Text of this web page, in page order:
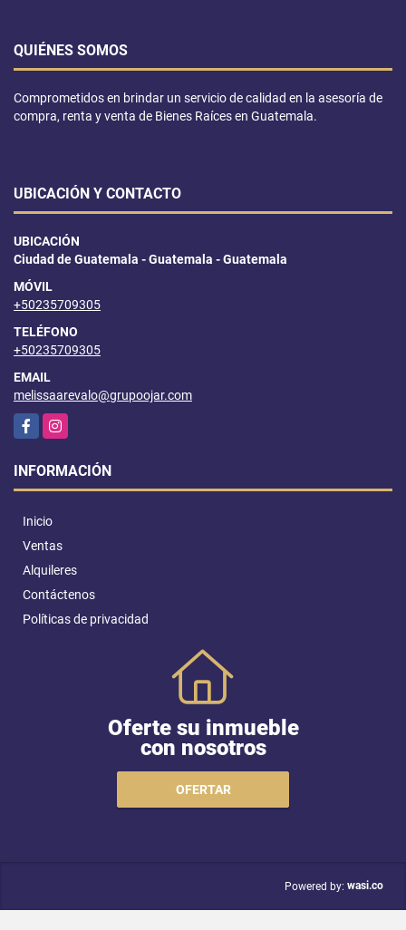
QUIÉNES SOMOS
Comprometidos en brindar un servicio de calidad en la asesoría de
compra, renta y venta de Bienes Raíces en Guatemala.
UBICACIÓN Y CONTACTO
UBICACIÓN
Ciudad de Guatemala - Guatemala - Guatemala
MÓVIL
+50235709305
TELÉFONO
+50235709305
EMAIL
melissaarevalo@grupoojar.com
FacebookInstagram
INFORMACIÓN
Inicio
Ventas
Alquileres
Contáctenos
Políticas de privacidad
Oferte su inmueble
con nosotros
OFERTAR
Powered by: wasi.co